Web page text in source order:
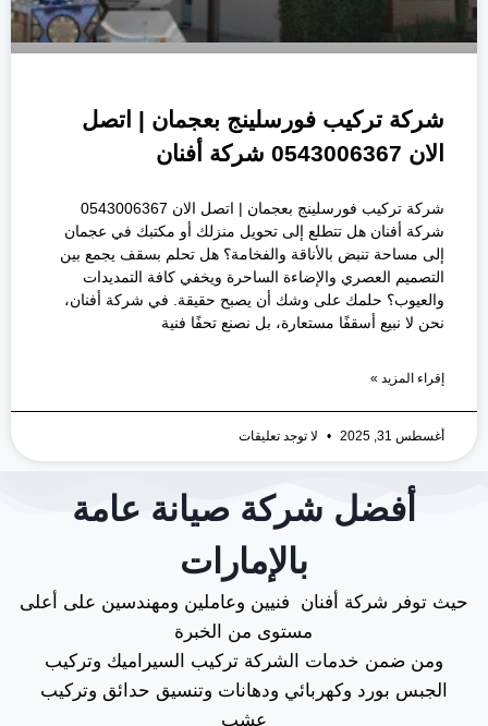
شركة تركيب فورسلينج بعجمان | اتصل
الان 0543006367 شركة أفنان
شركة تركيب فورسلينج بعجمان | اتصل الان 0543006367
شركة أفنان هل تتطلع إلى تحويل منزلك أو مكتبك في عجمان
إلى مساحة تنبض بالأناقة والفخامة؟ هل تحلم بسقف يجمع بين
التصميم العصري والإضاءة الساحرة ويخفي كافة التمديدات
والعيوب؟ حلمك على وشك أن يصبح حقيقة. في شركة أفنان،
نحن لا نبيع أسقفًا مستعارة، بل نصنع تحفًا فنية
إقراء المزيد »
أغسطس 31, 2025 لا توجد تعليقات
أفضل شركة صيانة عامة
بالإمارات
حيث توفر شركة أفنان فنيين وعاملين ومهندسين على أعلى
مستوى من الخبرة
ومن ضمن خدمات الشركة تركيب السيراميك وتركيب
الجبس بورد وكهربائي ودهانات وتنسيق حدائق وتركيب
عشب